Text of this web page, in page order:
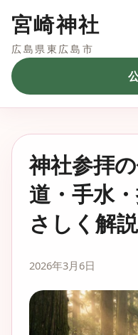
宮崎神社
広島県東広島市
神社参拝
道・手水
さしく解説
2026年3月6日